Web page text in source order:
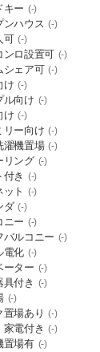
キー (-)
ンハウス (-)
可 (-)
ンロ設置可 (-)
シェア可 (-)
け (-)
ル向け (-)
け (-)
リー向け (-)
濯機置場 (-)
リング (-)
付き (-)
ット (-)
ダ (-)
ニー (-)
バルコニー (-)
電化 (-)
ーター (-)
具付き (-)
(-)
置場あり (-)
家電付き (-)
置場有 (-)